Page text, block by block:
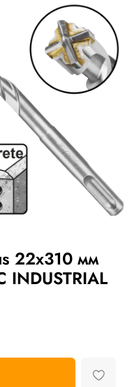
22х310 мм
INDUSTRIAL